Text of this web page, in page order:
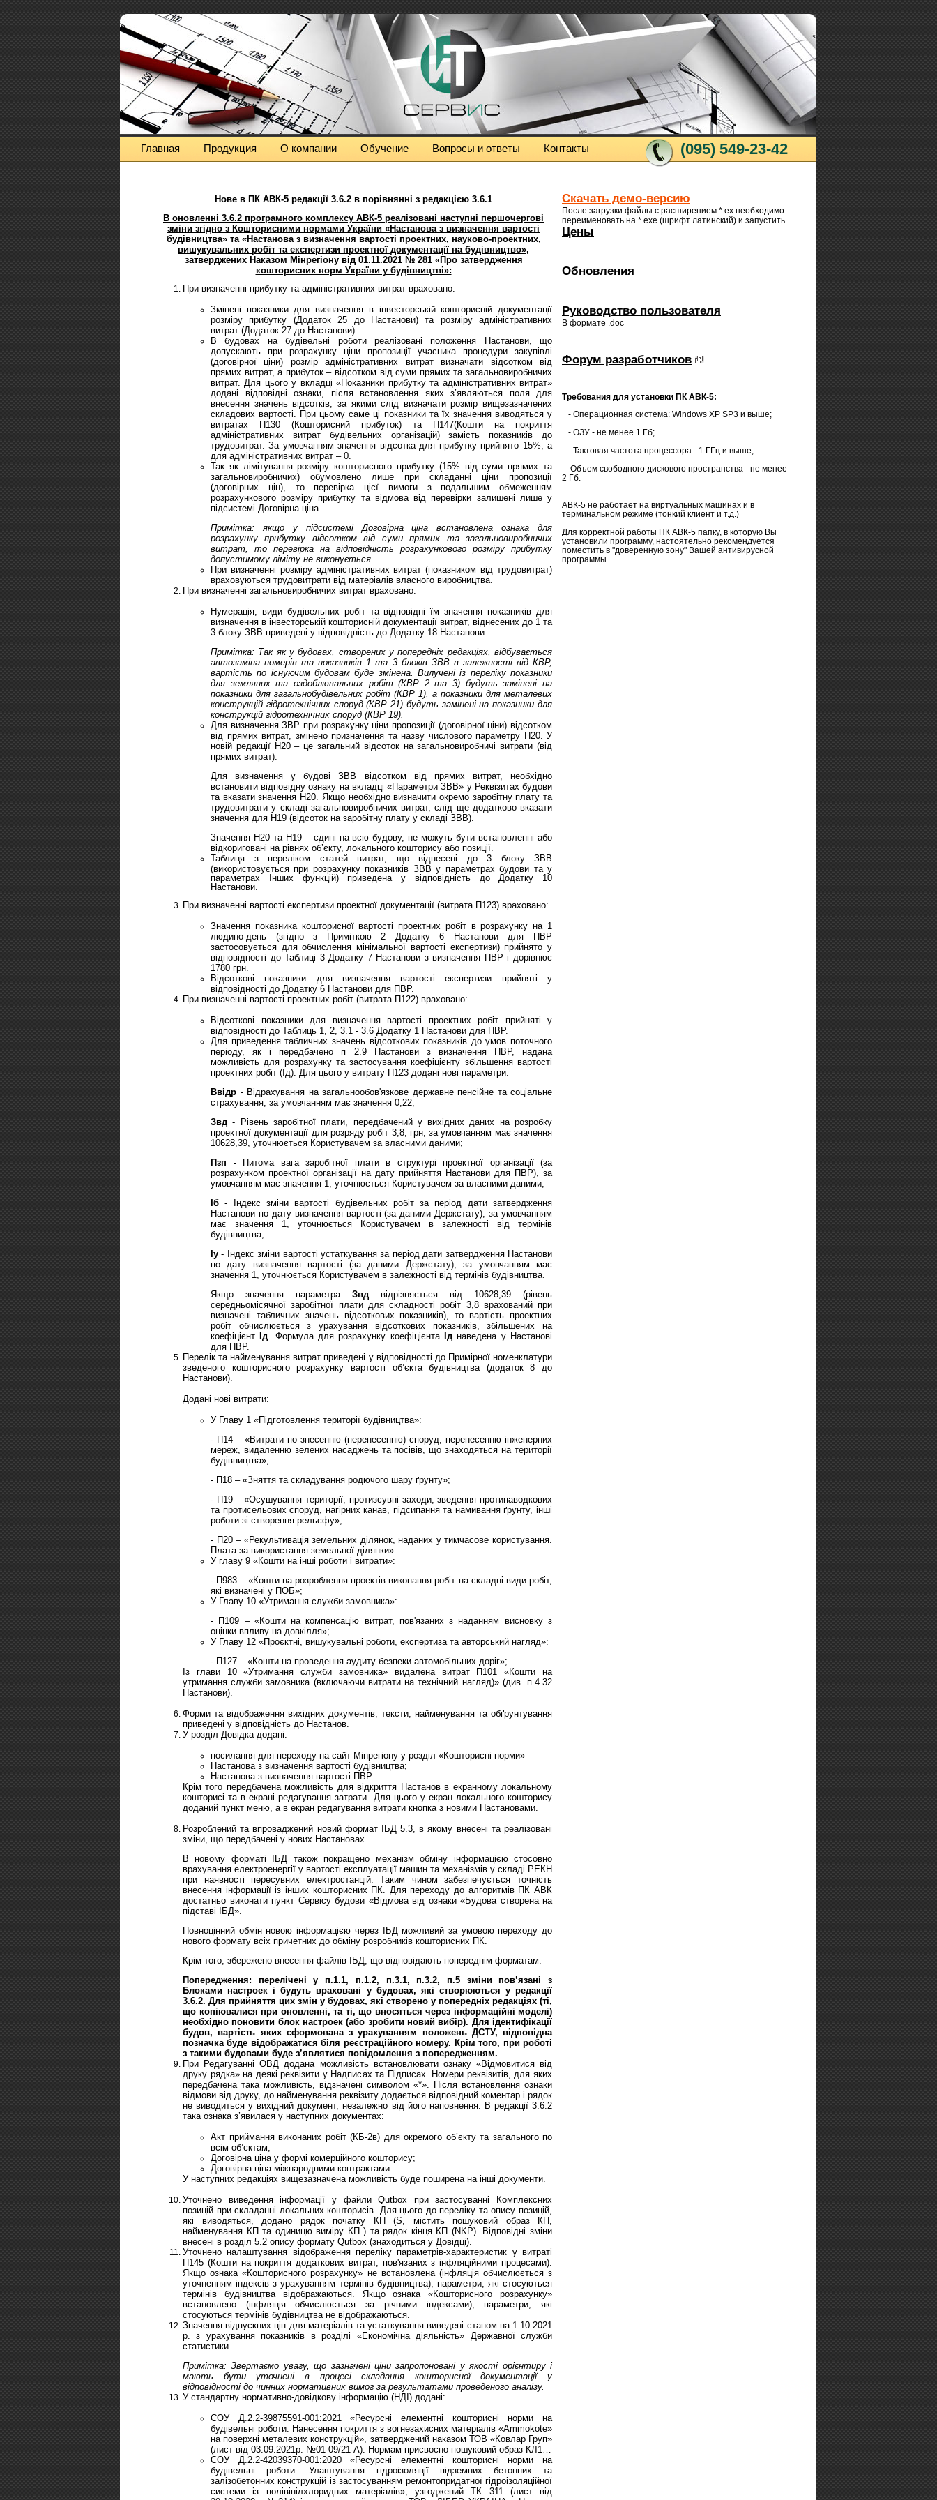
Главная Продукция О компании Обучение Вопросы и ответы Контакты (095) 549-23-42
Нове в ПК АВК-5 редакції 3.6.2 в порівнянні з редакцією 3.6.1
В оновленні 3.6.2 програмного комплексу АВК-5 реалізовані наступні першочергові
зміни згідно з Кошторисними нормами України «Настанова з визначення вартості
будівництва» та «Настанова з визначення вартості проектних, науково-проектних,
вишукувальних робіт та експертизи проектної документації на будівництво»,
затверджених Наказом Мінрегіону від 01.11.2021 № 281 «Про затвердження
кошторисних норм України у будівництві»:
При визначенні прибутку та адміністративних витрат враховано:
Змінені показники для визначення в інвесторській кошторисній документації
розміру прибутку (Додаток 25 до Настанови) та розміру адміністративних
витрат (Додаток 27 до Настанови).
В будовах на будівельні роботи реалізовані положення Настанови, що
допускають при розрахунку ціни пропозиції учасника процедури закупівлі
(договірної ціни) розмір адміністративних витрат визначати відсотком від
прямих витрат, а прибуток – відсотком від суми прямих та загальновиробничих
витрат. Для цього у вкладці «Показники прибутку та адміністративних витрат»
додані відповідні ознаки, після встановлення яких з’являються поля для
внесення значень відсотків, за якими слід визначати розмір вищезазначених
складових вартості. При цьому саме ці показники та їх значення виводяться у
витратах П130 (Кошторисний прибуток) та П147(Кошти на покриття
адміністративних витрат будівельних організацій) замість показників до
трудовитрат. За умовчанням значення відсотка для прибутку прийнято 15%, а
для адміністративних витрат – 0.
Так як лімітування розміру кошторисного прибутку (15% від суми прямих та
загальновиробничих) обумовлено лише при складанні ціни пропозиції
(договірних цін), то перевірка цієї вимоги з подальшим обмеженням
розрахункового розміру прибутку та відмова від перевірки залишені лише у
підсистемі Договірна ціна.
Примітка: якщо у підсистемі Договірна ціна встановлена ознака для
розрахунку прибутку відсотком від суми прямих та загальновиробничих
витрат, то перевірка на відповідність розрахункового розміру прибутку
допустимому ліміту не виконується.
При визначенні розміру адміністративних витрат (показником від трудовитрат)
враховуються трудовитрати від матеріалів власного виробництва.
При визначенні загальновиробничих витрат враховано:
Нумерація, види будівельних робіт та відповідні їм значення показників для
визначення в інвесторській кошторисній документації витрат, віднесених до 1 та
3 блоку ЗВВ приведені у відповідність до Додатку 18 Настанови.
Примітка: Так як у будовах, створених у попередніх редакціях, відбувається
автозаміна номерів та показників 1 та 3 блоків ЗВВ в залежності від КВР,
вартість по існуючим будовам буде змінена. Вилучені із переліку показники
для земляних та оздоблювальних робіт (КВР 2 та 3) будуть замінені на
показники для загальнобудівельних робіт (КВР 1), а показники для металевих
конструкцій гідротехнічних споруд (КВР 21) будуть замінені на показники для
конструкцій гідротехнічних споруд (КВР 19).
Для визначення ЗВР при розрахунку ціни пропозиції (договірної ціни) відсотком
від прямих витрат, змінено призначення та назву числового параметру Н20. У
новій редакції Н20 – це загальний відсоток на загальновиробничі витрати (від
прямих витрат).
Для визначення у будові ЗВВ відсотком від прямих витрат, необхідно
встановити відповідну ознаку на вкладці «Параметри ЗВВ» у Реквізитах будови
та вказати значення Н20. Якщо необхідно визначити окремо заробітну плату та
трудовитрати у складі загальновиробничих витрат, слід ще додатково вказати
значення для Н19 (відсоток на заробітну плату у складі ЗВВ).
Значення Н20 та Н19 – єдині на всю будову, не можуть бути встановленні або
відкориговані на рівнях об’єкту, локального кошторису або позиції.
Таблиця з переліком статей витрат, що віднесені до 3 блоку ЗВВ
(використовується при розрахунку показників ЗВВ у параметрах будови та у
параметрах Інших функцій) приведена у відповідність до Додатку 10
Настанови.
При визначенні вартості експертизи проектної документації (витрата П123) враховано:
Значення показника кошторисної вартості проектних робіт в розрахунку на 1
людино-день (згідно з Приміткою 2 Додатку 6 Настанови для ПВР
застосовується для обчислення мінімальної вартості експертизи) прийнято у
відповідності до Таблиці 3 Додатку 7 Настанови з визначення ПВР і дорівнює
1780 грн.
Відсоткові показники для визначення вартості експертизи прийняті у
відповідності до Додатку 6 Настанови для ПВР.
При визначенні вартості проектних робіт (витрата П122) враховано:
Відсоткові показники для визначення вартості проектних робіт прийняті у
відповідності до Таблиць 1, 2, 3.1 - 3.6 Додатку 1 Настанови для ПВР.
Для приведення табличних значень відсоткових показників до умов поточного
періоду, як і передбачено п 2.9 Настанови з визначення ПВР, надана
можливість для розрахунку та застосування коефіцієнту збільшення вартості
проектних робіт (Ід). Для цього у витрату П123 додані нові параметри:
Ввідр - Відрахування на загальнообов'язкове державне пенсійне та соціальне
страхування, за умовчанням має значення 0,22;
Звд - Рівень заробітної плати, передбачений у вихідних даних на розробку
проектної документації для розряду робіт 3,8, грн, за умовчанням має значення
10628,39, уточнюється Користувачем за власними даними;
Пзп - Питома вага заробітної плати в структурі проектної організації (за
розрахунком проектної організації на дату прийняття Настанови для ПВР), за
умовчанням має значення 1, уточнюється Користувачем за власними даними;
Іб - Індекс зміни вартості будівельних робіт за період дати затвердження
Настанови по дату визначення вартості (за даними Держстату), за умовчанням
має значення 1, уточнюється Користувачем в залежності від термінів
будівництва;
Іу - Індекс зміни вартості устаткування за період дати затвердження Настанови
по дату визначення вартості (за даними Держстату), за умовчанням має
значення 1, уточнюється Користувачем в залежності від термінів будівництва.
Якщо значення параметра Звд відрізняється від 10628,39 (рівень
середньомісячної заробітної плати для складності робіт 3,8 врахований при
визначені табличних значень відсоткових показників), то вартість проектних
робіт обчислюється з урахування відсоткових показників, збільшених на
коефіцієнт
Ід. Формула для розрахунку коефіцієнта Ід наведена у Настанові
для ПВР.
Перелік та найменування витрат приведені у відповідності до Примірної номенклатури
зведеного кошторисного розрахунку вартості об’єкта будівництва (додаток 8 до
Настанови).
Додані нові витрати:
У Главу 1 «Підготовлення території будівництва»:
- П14 – «Витрати по знесенню (перенесенню) споруд, перенесенню інженерних
мереж, видаленню зелених насаджень та посівів, що знаходяться на території
будівництва»;
- П18 – «Зняття та складування родючого шару ґрунту»;
- П19 – «Осушування території, протизсувні заходи, зведення протипаводкових
та протисельових споруд, нагірних канав, підсипання та намивання ґрунту, інші
роботи зі створення рельєфу»;
- П20 – «Рекультивація земельних ділянок, наданих у тимчасове користування.
Плата за використання земельної ділянки».
У главу 9 «Кошти на інші роботи і витрати»:
- П983 – «Кошти на розроблення проектів виконання робіт на складні види робіт,
які визначені у ПОБ»;
У Главу 10 «Утримання служби замовника»:
- П109 – «Кошти на компенсацію витрат, пов'язаних з наданням висновку з
оцінки впливу на довкілля»;
У Главу 12 «Проєктні, вишукувальнi роботи, експертиза та авторський нагляд»:
- П127 – «Кошти на проведення аудиту безпеки автомобільних доріг»;
Із глави 10 «Утримання служби замовника» видалена витрат П101 «Кошти на
утримання служби замовника (включаючи витрати на технічний нагляд)» (див. п.4.32
Настанови).
Форми та відображення вихідних документів, тексти, найменування та обґрунтування
приведені у відповідність до Настанов.
У розділ Довідка додані:
посилання для переходу на сайт Мінрегіону у розділ «Кошторисні норми»
Настанова з визначення вартості будівництва;
Настанова з визначення вартості ПВР.
Крім того передбачена можливість для відкриття Настанов в екранному локальному
кошторисі та в екрані редагування затрати. Для цього у екран локального кошторису
доданий пункт меню, а в екран редагування витрати кнопка з новими Настановами.
Розроблений та впроваджений новий формат ІБД 5.3, в якому внесені та реалізовані
зміни, що передбачені у нових Настановах.
В новому форматі ІБД також покращено механізм обміну інформацією стосовно
врахування електроенергії у вартості експлуатації машин та механізмів у складі РЕКН
при наявності пересувних електростанцій. Таким чином забезпечується точність
внесення інформації із інших кошторисних ПК. Для переходу до алгоритмів ПК АВК
достатньо виконати пункт Сервісу будови «Відмова від ознаки «Будова створена на
підставі ІБД».
Повноцінний обмін новою інформацією через ІБД можливий за умовою переходу до
нового формату всіх причетних до обміну розробників кошторисних ПК.
Крім того, збережено внесення файлів ІБД, що відповідають попереднім форматам.
Попередження: перелічені у п.1.1, п.1.2, п.3.1, п.3.2, п.5 зміни пов’язані з
Блоками настроек і будуть враховані у будовах, які створюються у редакції
3.6.2. Для прийняття цих змін у будовах, які створено у попередніх редакціях (ті,
що копіювалися при оновленні, та ті, що вносяться через інформаційні моделі)
необхідно поновити блок настроек (або зробити новий вибір). Для ідентифікації
будов, вартість яких сформована з урахуванням положень ДСТУ, відповідна
позначка буде відображатися біля реєстраційного номеру. Крім того, при роботі
з такими будовами буде з’являтися повідомлення з попередженням.
При Редагуванні ОВД додана можливість встановлювати ознаку «Відмовитися від
друку рядка» на деякі реквізити у Надписах та Підписах. Номери реквізитів, для яких
передбачена така можливість, відзначені символом «*». Після встановлення ознаки
відмови від друку, до найменування реквізиту додається відповідний коментар і рядок
не виводиться у вихідний документ, незалежно від його наповнення. В редакції 3.6.2
така ознака з’явилася у наступних документах:
Акт приймання виконаних робіт (КБ-2в) для окремого об’єкту та загального по
всім об’єктам;
Договірна ціна у формі комерційного кошторису;
Договірна ціна міжнародними контрактами.
У наступних редакціях вищезазначена можливість буде поширена на інші документи.
Уточнено виведення інформації у файли Qutbox при застосуванні Комплексних
позицій при складанні локальних кошторисів. Для цього до переліку та опису позицій,
які виводяться, додано рядок початку КП (S, містить пошуковий образ КП,
найменування КП та одиницю виміру КП ) та рядок кінця КП (NKP). Відповідні зміни
внесені в розділ 5.2 опису формату Qutbox (знаходиться у Довідці).
Уточнено налаштування відображення переліку параметрів-характеристик у витраті
П145 (Кошти на покриття додаткових витрат, пов'язаних з інфляційними процесами).
Якщо ознака «Кошторисного розрахунку» не встановлена (інфляція обчислюється з
уточненням індексів з урахуванням термінів будівництва), параметри, які стосуються
термінів будівництва відображаються. Якщо ознака «Кошторисного розрахунку»
встановлено (інфляція обчислюється за річними індексами), параметри, які
стосуються термінів будівництва не відображаються.
Значення відпускних цін для матеріалів та устаткування виведені станом на 1.10.2021
р. з урахування показників в розділі «Економічна діяльність» Державної служби
статистики.
Примітка: Звертаємо увагу, що зазначені ціни запропоновані у якості орієнтиру і
мають бути уточнені в процесі складання кошторисної документації у
відповідності до чинних нормативних вимог за результатами проведеного аналізу.
У стандартну нормативно-довідкову інформацію (НДІ) додані:
СОУ Д.2.2-39875591-001:2021 «Ресурсні елементні кошторисні норми на
будівельні роботи. Нанесення покриття з вогнезахисних матеріалів «Ammokote»
на поверхні металевих конструкцій», затверджений наказом ТОВ «Ковлар Груп»
(лист від 03.09.2021р. №01-09/21-А). Нормам присвоєно пошуковий образ КЛ1…
СОУ Д.2.2-42039370-001:2020 «Ресурсні елементні кошторисні норми на
будівельні роботи. Улаштування гідроізоляції підземних бетонних та
залізобетонних конструкцій із застосуванням ремонтопридатної гідроізоляційної
системи із полівінілхлоридних матеріалів», узгоджений ТК 311 (лист від
Скачать демо-версию
После загрузки файлы с расширением *.ex необходимо
переименовать на *.exe (шрифт латинский) и запустить.
Цены
Обновления
Руководство пользователя
В формате .doc
Форум разработчиков
Требования для установки ПК АВК-5:
- Операционная система: Windows XP SP3 и выше;
- ОЗУ - не менее 1 Гб;
- Тактовая частота процессора - 1 ГГц и выше;
Объем свободного дискового пространства - не менее
2 Гб.
АВК-5 не работает на виртуальных машинах и в
терминальном режиме (тонкий клиент и т.д.)
Для корректной работы ПК АВК-5 папку, в которую Вы
установили программу, настоятельно рекомендуется
поместить в "доверенную зону" Вашей антивирусной
программы.